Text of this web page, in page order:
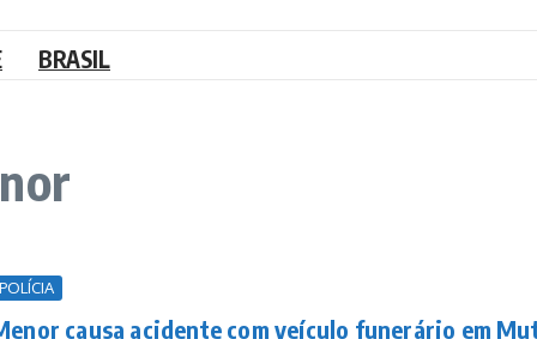
BRASIL
POLÍCIA
causa acidente com veículo funerário em